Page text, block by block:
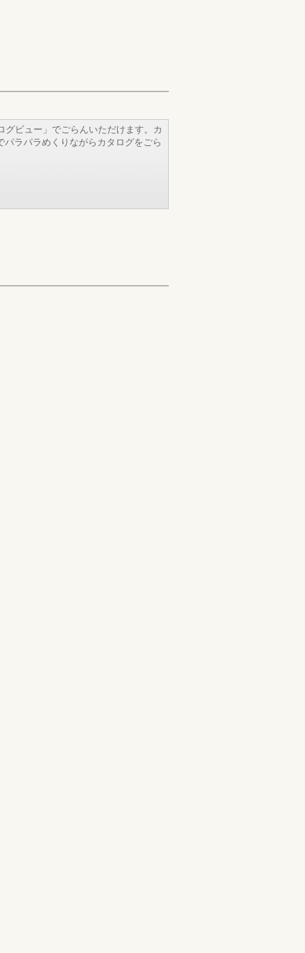
グビュー」でごらんいただけます。カ
パラパラめくりながらカタログをごら